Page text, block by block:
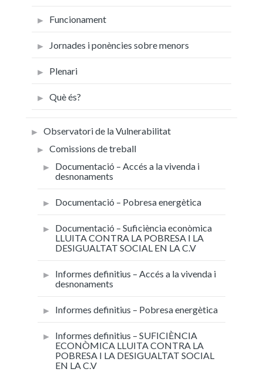
Funcionament
Jornades i ponències sobre menors
Plenari
Què és?
Observatori de la Vulnerabilitat
Comissions de treball
Documentació – Accés a la vivenda i
desnonaments
Documentació – Pobresa energètica
Documentació – Suficiència econòmica
LLUITA CONTRA LA POBRESA I LA
DESIGUALTAT SOCIAL EN LA C.V
Informes definitius – Accés a la vivenda i
desnonaments
Informes definitius – Pobresa energètica
Informes definitius – SUFICIÈNCIA
ECONÒMICA LLUITA CONTRA LA
POBRESA I LA DESIGUALTAT SOCIAL
EN LA C.V